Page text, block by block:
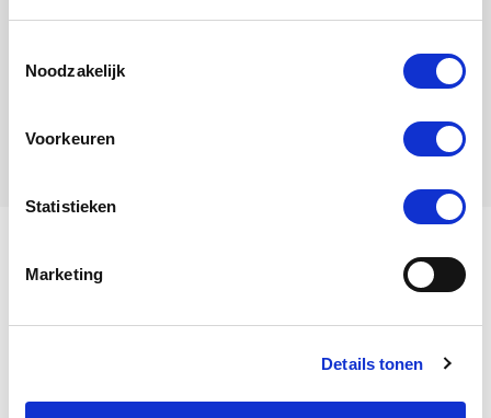
Noodzakelijk
Voorkeuren
Statistieken
Marketing
Details tonen
Hen
My name is Ermerveen’s
Pride.
View my family tree